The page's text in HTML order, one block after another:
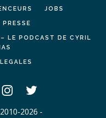
JOBS
PRESSE
LE PODCAST DE CYRIL
2026 -